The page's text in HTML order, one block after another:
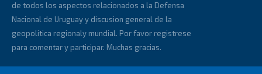
de todos los aspectos relacionados a la Defensa
Nacional de Uruguay y discusion general de la
geopolitica regionaly mundial. Por favor registrese
para comentar y participar. Muchas gracias.